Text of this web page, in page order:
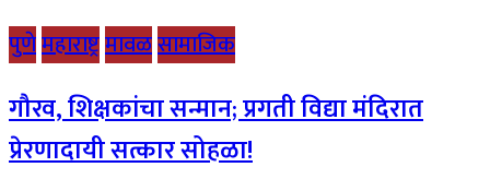
पुणेमहाराष्ट्रमावळसामाजिक
गौरव, शिक्षकांचा सन्मान; प्रगती विद्या मंदिरात
प्रेरणादायी सत्कार सोहळा!